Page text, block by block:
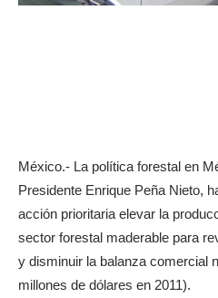
México.- La política forestal en
Presidente Enrique Peña Nieto,
acción prioritaria elevar la
sector forestal maderable para
y disminuir la balanza comercial
millones de dólares en 2011).